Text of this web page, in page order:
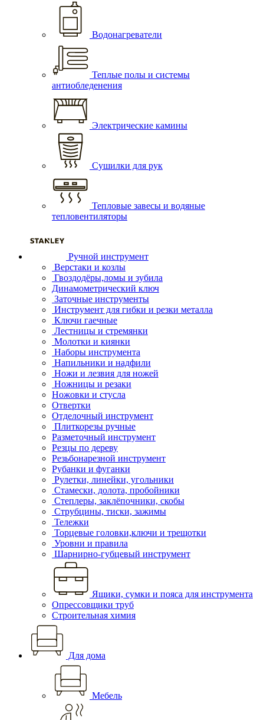
Водонагреватели
Теплые полы и системы
антиобледенения
Электрические камины
Сушилки для рук
Тепловые завесы и водяные
тепловентиляторы
Ручной инструмент
Верстаки и козлы
Гвоздодёры,ломы и зубила
Динамометрический ключ
Заточные инструменты
Инструмент для гибки и резки металла
Ключи гаечные
Лестницы и стремянки
Молотки и киянки
Наборы инструмента
Напильники и надфили
Ножи и лезвия для ножей
Ножницы и резаки
Ножовки и стусла
Отвертки
Отделочный инструмент
Плиткорезы ручные
Разметочный инструмент
Резцы по дереву
Резьбонарезной инструмент
Рубанки и фуганки
Рулетки, линейки, угольники
Стамески, долота, пробойники
Степлеры, заклёпочники, скобы
Струбцины, тиски, зажимы
Тележки
Торцевые головки,ключи и трещотки
Уровни и правила
Шарнирно-губцевый инструмент
Ящики, сумки и пояса для инструмента
Опрессовщики труб
Строительная химия
Для дома
Мебель